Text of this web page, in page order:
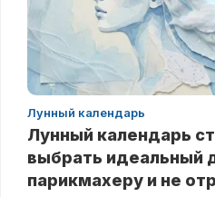
Лунный календарь
Лунный календарь
выбрать идеальный
парикмахеру и не